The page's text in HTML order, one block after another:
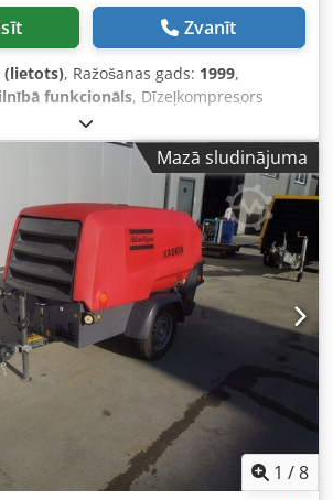
Zvanīt
(lietots), Ražošanas gads: 1999,
funkcionāls, Dīzeļkompresors
pēc servisa!!! Kompresors
dati: Ražība: 2,60 m³/min; Darba
DEUTZ F2M1011 Darba stundas:
pilnībā darba kārtībā, gatavs
Neto cena: 13 500 PLN Bruto cena:
Ahjx A T D Ss Ssck
Mazā sludinājuma
1 /8